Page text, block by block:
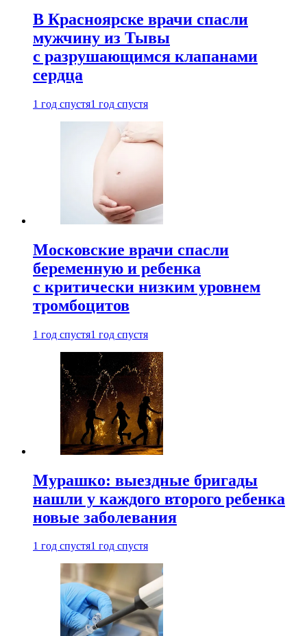
В Красноярске врачи спасли
мужчину из Тывы
с разрушающимся клапанами
сердца
1 год спустя1 год спустя
Московские врачи спасли
беременную и ребенка
с критически низким уровнем
тромбоцитов
1 год спустя1 год спустя
Мурашко: выездные бригады
нашли у каждого второго ребенка
новые заболевания
1 год спустя1 год спустя